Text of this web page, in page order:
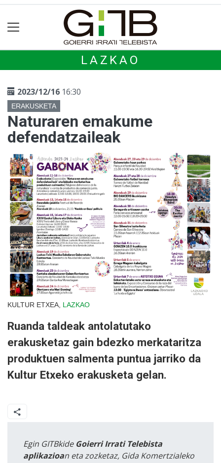
LAZKAO
2023/12/16 16:30
ERAKUSKETA
Naturaren emakume
defendatzaileak
KULTUR ETXEA, LAZKAO
Ruanda taldeak antolatutako
erakusketaz gain bdezko merkataritza
produktuen salmenta puntua jarriko da
Kultur Etxeko erakusketa gelan.
Egin GITBkide Goierri Irrati Telebista
aplikazioan eta zozketaz, Gida Komertzialeko